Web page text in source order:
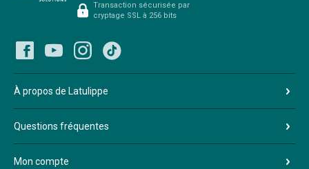
Transaction sécurisée par
cryptage SSL à 256 bits
À propos de Latulippe
Questions fréquentes
Mon compte